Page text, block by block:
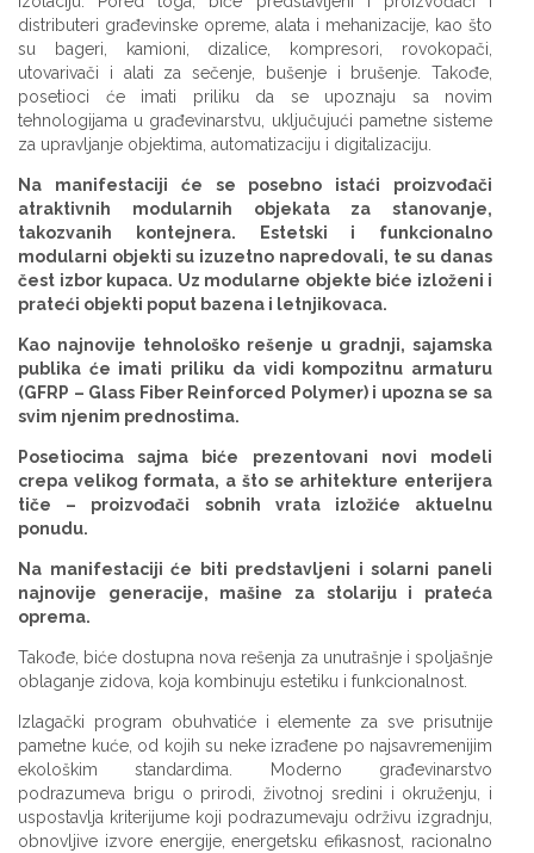
distributeri građevinske opreme, alata i mehanizacije, kao što
su bageri, kamioni, dizalice, kompresori, rovokopači,
utovarivači i alati za sečenje, bušenje i brušenje. Takođe,
posetioci će imati priliku da se upoznaju sa novim
tehnologijama u građevinarstvu, uključujući pametne sisteme
za upravljanje objektima, automatizaciju i digitalizaciju.
Na manifestaciji će se posebno istaći proizvođači
atraktivnih modularnih objekata za stanovanje,
takozvanih kontejnera. Estetski i funkcionalno
modularni objekti su izuzetno napredovali, te su danas
čest izbor kupaca. Uz modularne objekte biće izloženi i
prateći objekti poput bazena i letnjikovaca.
Kao najnovije tehnološko rešenje u gradnji, sajamska
publika će imati priliku da vidi kompozitnu armaturu
(GFRP – Glass Fiber Reinforced Polymer) i upozna se sa
svim njenim prednostima.
Posetiocima sajma biće prezentovani novi modeli
crepa velikog formata, a što se arhitekture enterijera
tiče – proizvođači sobnih vrata izložiće aktuelnu
ponudu.
Na manifestaciji će biti predstavljeni i solarni paneli
najnovije generacije, mašine za stolariju i prateća
oprema.
Takođe, biće dostupna nova rešenja za unutrašnje i spoljašnje
oblaganje zidova, koja kombinuju estetiku i funkcionalnost.
Izlagački program obuhvatiće i elemente za sve prisutnije
pametne kuće, od kojih su neke izrađene po najsavremenijim
ekološkim standardima. Moderno građevinarstvo
podrazumeva brigu o prirodi, životnoj sredini i okruženju, i
uspostavlja kriterijume koji podrazumevaju održivu izgradnju,
obnovljive izvore energije, energetsku efikasnost, racionalno